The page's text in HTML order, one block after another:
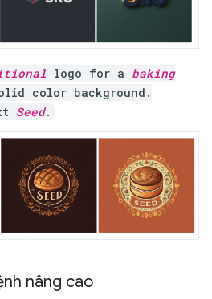
logo for a baking
color background.
Seed.
nâng cao